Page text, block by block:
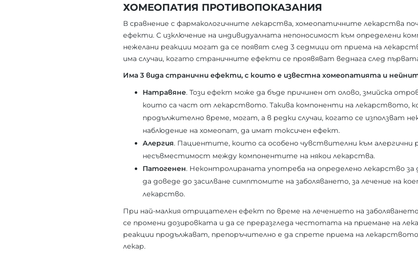
ХОМЕОПАТИЯ ПРОТИВОПОКАЗАНИЯ
В сравнение с фармакологичните лекарства, хомеопатичните лекарства
ефекти. С изключение на индивидуалната непоносимост към определени
нежелани реакции могат да се появят след 3 седмици от приема на
има случаи, когато страничните ефекти се проявяват веднага след
Има 3 вида странични ефекти, с които е известна хомеопатията и
Натравяне. Този ефект може да бъде причинен от олово, змийска
които са част от лекарството. Такива компоненти на лекарството,
продължително време, могат, а в редки случаи, когато се използват
наблюдение на хомеопат, да имат токсичен ефект.
Алергия. Пациентите, които са особено чувствителни към алергични
несъвместимост между компонентите на някои лекарства.
Патогенен. Неконтролираната употреба на определено лекарство
да доведе до засилване симптомите на заболяването, за лечение на
лекарство.
При най-малкия отрицателен ефект по време на лечението на
се промени дозировката и да се преразгледа честотата на приемане на
реакции продължават, препоръчително е да спрете приема на
лекар.